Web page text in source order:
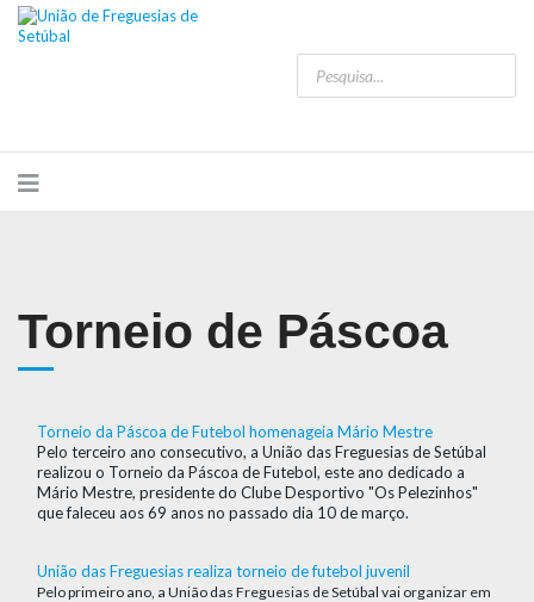
Torneio de Páscoa
Torneio da Páscoa de Futebol homenageia Mário Mestre
Pelo terceiro ano consecutivo, a União das Freguesias de Setúbal
realizou o Torneio da Páscoa de Futebol, este ano dedicado a
Mário Mestre, presidente do Clube Desportivo "Os Pelezinhos"
que faleceu aos 69 anos no passado dia 10 de março.
União das Freguesias realiza torneio de futebol juvenil
Pelo primeiro ano, a União das Freguesias de Setúbal vai organizar em